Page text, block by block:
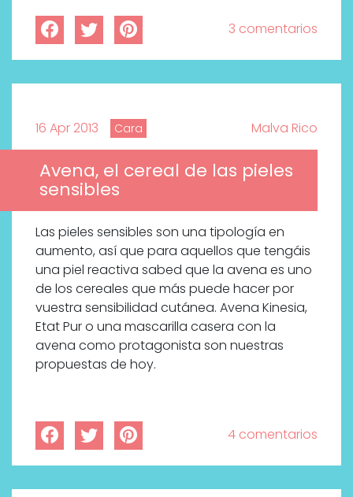
3 comentarios
16 Apr 2013 Cara Malva Rico
Avena, el cereal de las pieles
sensibles
Las pieles sensibles son una tipología en
aumento, así que para aquellos que tengáis
una piel reactiva sabed que la avena es uno
de los cereales que más puede hacer por
vuestra sensibilidad cutánea. Avena Kinesia,
Etat Pur o una mascarilla casera con la
avena como protagonista son nuestras
propuestas de hoy.
4 comentarios